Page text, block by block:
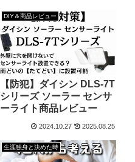
DIY＆商品レビュー
【防犯】ダイシン DLS-7T
シリーズ ソーラー センサ
ーライト商品レビュー
2024.10.27 2025.08.25
生涯独身と決めた時